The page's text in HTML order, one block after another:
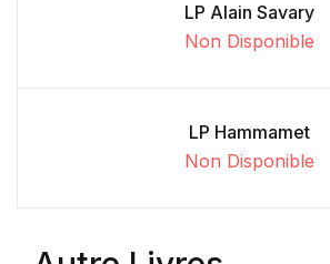
LP Alain Savary
Non Disponible
LP Hammamet
Non Disponible